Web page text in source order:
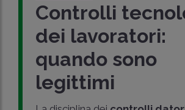
Controlli
dei lavoratori:
quando sono
legittimi